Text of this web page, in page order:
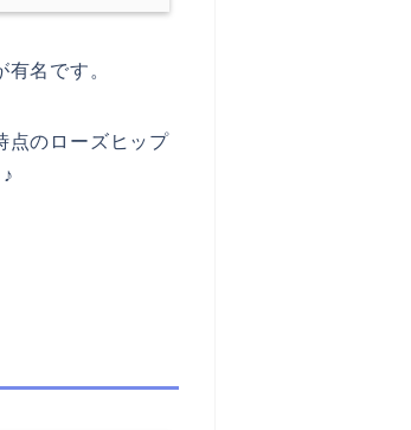
有名です。
点のローズヒップ